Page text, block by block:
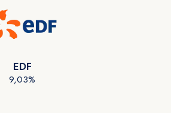
EDF
9,03%